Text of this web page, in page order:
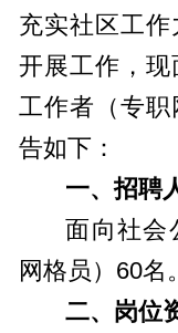
充实社区工
开展工作，
工作者（专
告如下：
一、招聘
面向社会
网格员）60名。
二、岗位